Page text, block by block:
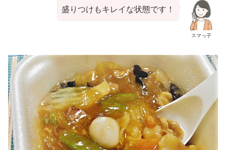
スマっ子
盛りつけもキレイな状態です！